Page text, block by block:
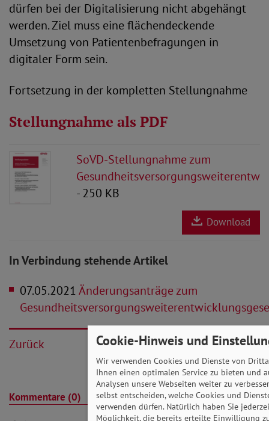
dürfen bei der Digitalisierung nicht abgehängt
werden. Ziel muss eine flächendeckende
Umsetzung von Patientenbefragungen in
digitaler Form sein.
Fortsetzung in der kompletten Stellungnahme
Stellungnahme als PDF
SoVD-Stellungnahme zum
- 250 KB
Download
In Verbindung stehende Artikel
07.05.2021Änderungsanträge zum
Zurück
Kommentare (0)
Cookie-Hinweis und
Wir verwenden Cookies und Dienste von
Ihnen einen optimalen Service zu bieten und
Analysen unsere Webseiten weiter zu
selbst entscheiden, welche Cookies und
verwenden dürfen. Natürlich haben Sie
Möglichkeit, die bereits erteilte Einwilligung